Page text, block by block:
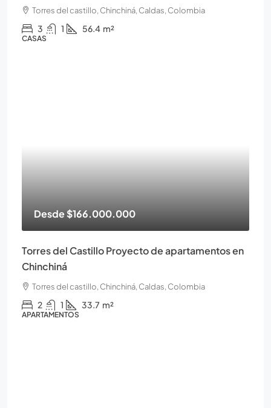
Torres del castillo, Chinchiná, Caldas, Colombia
3 1 56.4 m²
CASAS
Desde$166.000.000
Torres del Castillo Proyecto de apartamentos en
Chinchiná
Torres del castillo, Chinchiná, Caldas, Colombia
2 1 33.7 m²
APARTAMENTOS